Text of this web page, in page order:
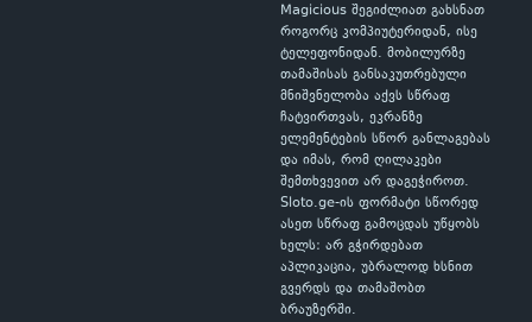
Magicious შეგიძლიათ გახსნათ
როგორც კომპიუტერიდან, ისე
ტელეფონიდან. მობილურზე
თამაშისას განსაკუთრებული
მნიშვნელობა აქვს სწრაფ
ჩატვირთვას, ეკრანზე
ელემენტების სწორ განლაგებას
და იმას, რომ ღილაკები
შემთხვევით არ დაგეჭიროთ.
Sloto.ge-ის ფორმატი სწორედ
ასეთ სწრაფ გამოცდას უწყობს
ხელს: არ გჭირდებათ
აპლიკაცია, უბრალოდ ხსნით
გვერდს და თამაშობთ
ბრაუზერში.